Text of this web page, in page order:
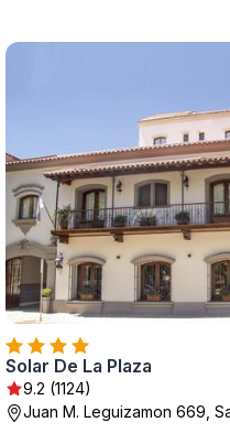
Solar De La Plaza
9.2 (1124)
Juan M. Leguizamon 669,